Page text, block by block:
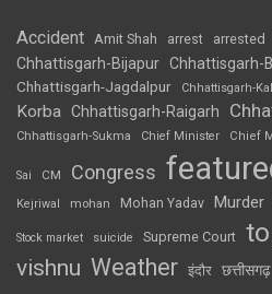
Accident Amit Shah arrest arrested
Chhattisgarh-Bijapur Chhattisgarh-
Chhattisgarh-Jagdalpur Chhattisgarh-
Korba Chhattisgarh-Raigarh
Chhattisgarh-Sukma Chief Minister Chief
Sai CM Congress
Kejriwal mohan Mohan Yadav Murder
Stock market suicide Supreme Court
vishnu Weather इंदौर छत्तीसगढ़